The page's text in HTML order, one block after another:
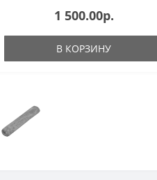
1 500.00р.
В КОРЗИНУ